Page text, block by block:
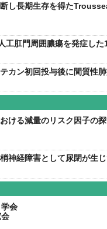
し長期生存を得た
肛門周囲膿瘍を発症した
カン初回投与後に間質性
ける減量のリスク因子の
神経障害として尿閉が生
会